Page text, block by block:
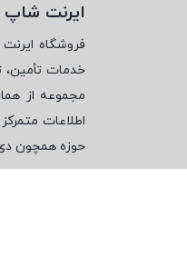
ایرنت شاپ
فروشگاه
خدمات تأمین،
مجموعه از
اطلاعات
حوزه همچون